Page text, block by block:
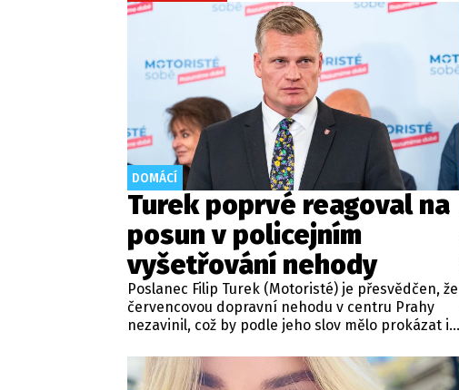
DOMÁCÍ
Turek poprvé reagoval na
posun v policejním
vyšetřování nehody
Poslanec Filip Turek (Motoristé) je přesvědčen, že
červencovou dopravní nehodu v centru Prahy
nezavinil, což by podle jeho slov mělo prokázat i
trestní řízení a zároveň nařídila znalecké
zkoumání. Nikdo zatím nebyl obviněn.